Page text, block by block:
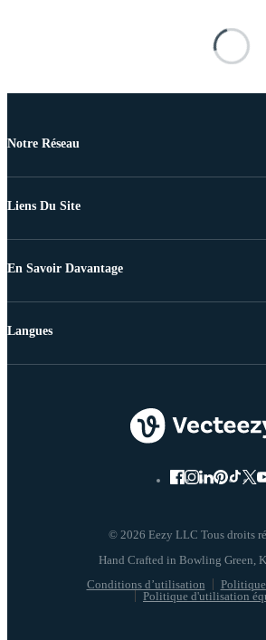
Notre Réseau
Liens Du Site
En Savoir Davantage
© 2026 Eezy LLC Tous droits
Conditions d’utilisation
Politique d'utilisation
Langues